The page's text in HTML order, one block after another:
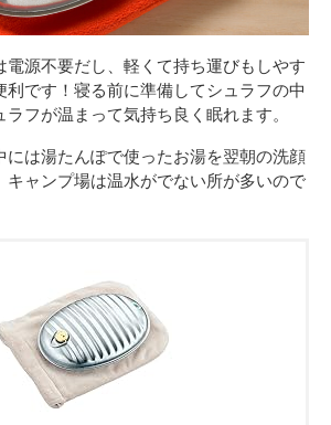
電源不要だし、軽くて持ち運びもしやす
利です！寝る前に準備してシュラフの中
フが温まって気持ち良く眠れます。
には湯たんぽで使ったお湯を翌朝の洗顔
キャンプ場は温水がでない所が多いので